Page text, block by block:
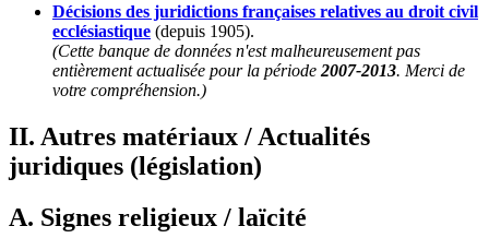
Décisions des juridictions françaises relatives au droit civil
ecclésiastique (depuis 1905).
(Cette banque de données n'est malheureusement pas
entièrement actualisée pour la période 2007-2013. Merci de
votre compréhension.)
II. Autres matériaux / Actualités
juridiques (législation)
A. Signes religieux / laïcité